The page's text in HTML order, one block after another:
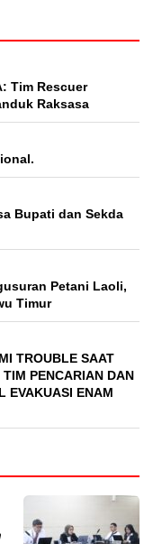
Tim Rescuer
Raksasa
Bupati dan Sekda
Petani Laoli,
Timur
TROUBLE SAAT
PENCARIAN DAN
EVAKUASI ENAM